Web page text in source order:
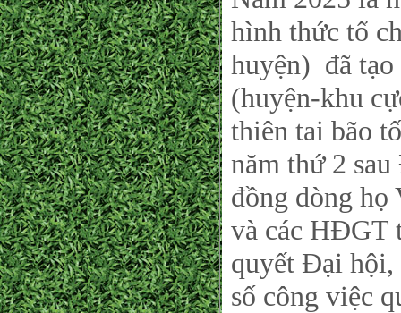
hình thức tổ
huyện) đã tạo
(huyện-khu
thiên tai bão
năm thứ 2
đồng dòng
và các HĐGT
quyết Đại hội,
số công việc